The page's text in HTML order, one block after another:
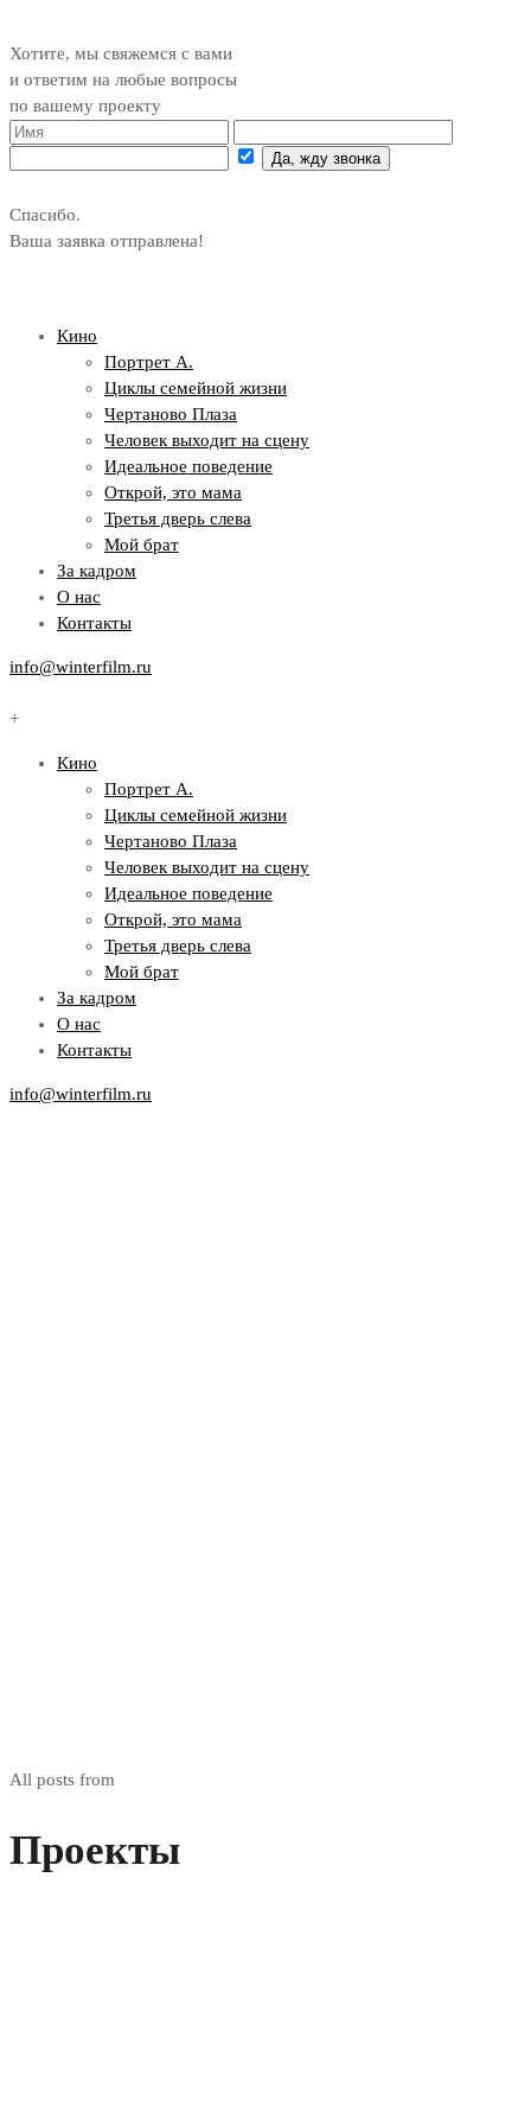
Хотите, мы свяжемся с вами
и ответим на любые вопросы
по вашему проекту
Да, жду звонка
Спасибо.
Ваша заявка отправлена!
Кино
Портрет А.
Циклы семейной жизни
Чертаново Плаза
Человек выходит на сцену
Идеальное поведение
Открой, это мама
Третья дверь слева
Мой брат
За кадром
О нас
Контакты
info@winterfilm.ru
+
Кино
Портрет А.
Циклы семейной жизни
Чертаново Плаза
Человек выходит на сцену
Идеальное поведение
Открой, это мама
Третья дверь слева
Мой брат
За кадром
О нас
Контакты
info@winterfilm.ru
All posts from
Проекты